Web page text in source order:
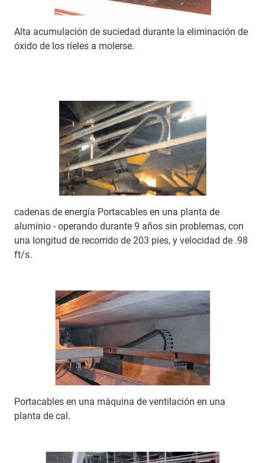
Alta acumulación de suciedad durante la eliminación de
óxido de los rieles a molerse.
cadenas de energía Portacables en una planta de
aluminio - operando durante 9 años sin problemas, con
una longitud de recorrido de 203 pies, y velocidad de .98
ft/s.
Portacables en una máquina de ventilación en una
planta de cal.